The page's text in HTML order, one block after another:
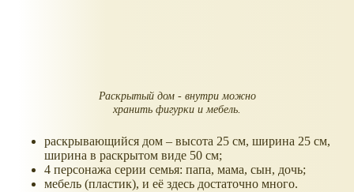
Раскрытый дом - внутри можно
хранить фигурки и мебель.
раскрывающийся дом – высота 25 см, ширина 25 см,
ширина в раскрытом виде 50 см;
4 персонажа серии семья: папа, мама, сын, дочь;
мебель (пластик), и её здесь достаточно много.